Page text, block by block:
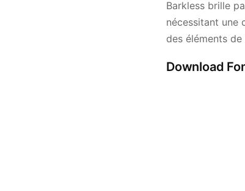
Barkless brille
nécessitant une
des éléments
Download